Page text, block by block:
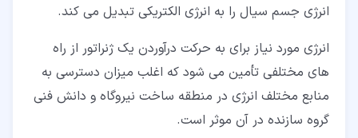
انرژی جسم سیال را به انرژی الکتریکی تبدیل می کند.
انرژی مورد نیاز برای به حرکت درآوردن یک ژنراتور از راه
های مختلفی تأمین می شود که اغلب میزان دسترسی به
منابع مختلف انرژی در منطقه ساخت نیروگاه و دانش فنی
گروه سازنده در آن موثر است.